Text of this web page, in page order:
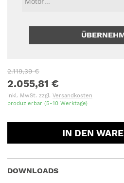
2.119,39 €
2.055,81 €
inkl. MwSt. zzgl. Versandkosten
produzierbar (5-10 Werktage)
IN DEN
DOWNLOADS